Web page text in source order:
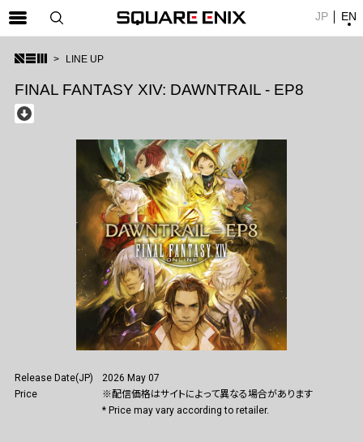
SQUARE ENIX 公式サイトメニュー
ゲーム
マガジン＆ブックス
ミュージック
採用情報
JP EN
LINE UP
FINAL FANTASY XIV: DAWNTRAIL - EP8
Release Date(JP)
2026 May 07
Price
※配信価格はサイトによって異なる場合があります
* Price may vary according to retailer.